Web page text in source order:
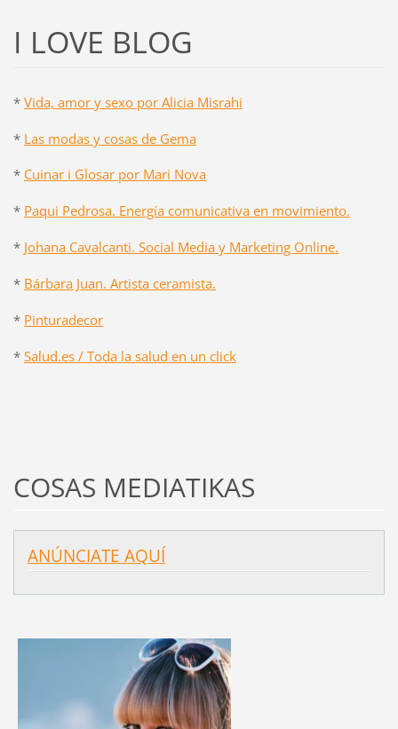
I LOVE BLOG
* Vida, amor y sexo por Alicia Misrahi
* Las modas y cosas de Gema
* Cuinar i Glosar por Mari Nova
* Paqui Pedrosa. Energía comunicativa en movimiento.
* Johana Cavalcanti. Social Media y Marketing Online.
* Bárbara Juan. Artista ceramista.
* Pinturadecor
* Salud.es / Toda la salud en un click
COSAS MEDIATIKAS
ANÚNCIATE AQUÍ